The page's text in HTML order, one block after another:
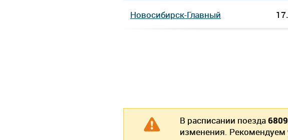
Новосибирск-Главный
В расписании поезда
изменения. Рекомендуем